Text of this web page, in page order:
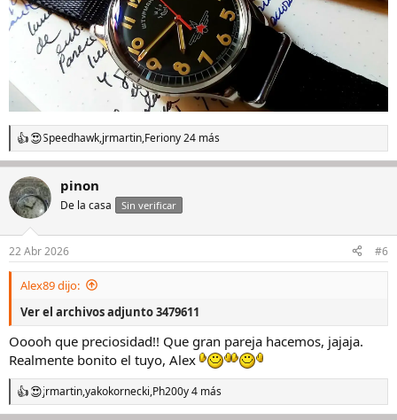
R
e
c
c
i
e
s
Speedhawk,jrmartin,Feriony 24 más
pinon
De la casa Sin verificar
22 Abr 2026 #6
Alex89 dijo:
Ver el archivos adjunto 3479611
Ooooh que preciosidad!! Que gran pareja hacemos, jajaja.
Realmente bonito el tuyo, Alex
R
e
jrmartin,yakokornecki,Ph200y 4 más